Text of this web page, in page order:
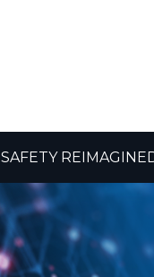
SAFETY